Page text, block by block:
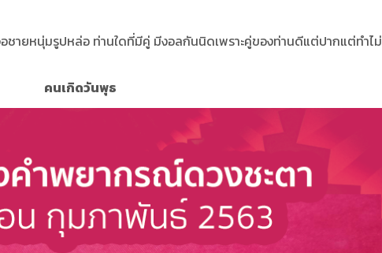
ชายหนุ่มรูปหล่อ ท่านใดที่มีคู่ มีงอลกันนิดเพราะคู่ของท่านดีแต่ปากแต่ทำไม่
คนเกิดวันพุธ